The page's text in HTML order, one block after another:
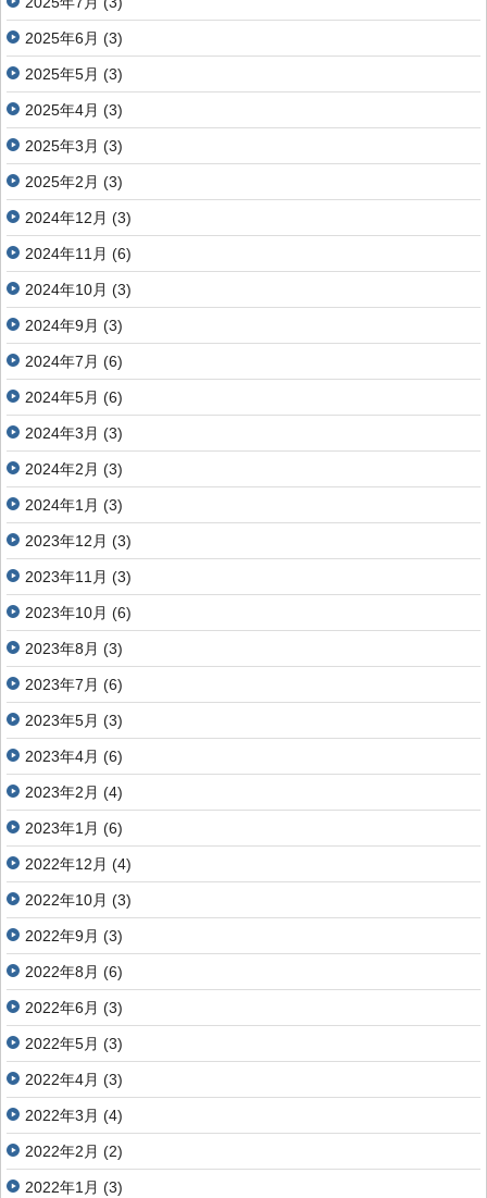
2025年6月 (3)
2025年5月 (3)
2025年4月 (3)
2025年3月 (3)
2025年2月 (3)
2024年12月 (3)
2024年11月 (6)
2024年10月 (3)
2024年9月 (3)
2024年7月 (6)
2024年5月 (6)
2024年3月 (3)
2024年2月 (3)
2024年1月 (3)
2023年12月 (3)
2023年11月 (3)
2023年10月 (6)
2023年8月 (3)
2023年7月 (6)
2023年5月 (3)
2023年4月 (6)
2023年2月 (4)
2023年1月 (6)
2022年12月 (4)
2022年10月 (3)
2022年9月 (3)
2022年8月 (6)
2022年6月 (3)
2022年5月 (3)
2022年4月 (3)
2022年3月 (4)
2022年2月 (2)
2022年1月 (3)